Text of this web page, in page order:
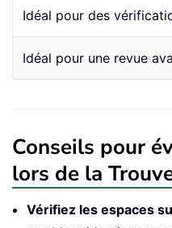
Idéal pour des
Idéal pour une revue
Conseils pour
lors de la
Vérifiez les espaces